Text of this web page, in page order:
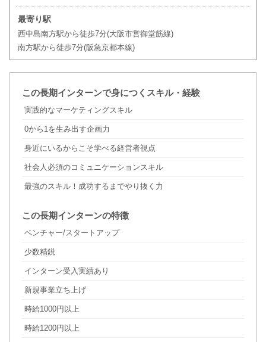
最寄り駅
西中島南方駅から徒歩7分(大阪市営御堂筋線)
南方駅から徒歩7分(阪急京都本線)
この長期インターンで身につくスキル・経験
実践的なマーケティングスキル
0から1を生み出す企画力
身近にいるからこそ学べる経営者視点
社会人必須のコミュニケーションスキル
最強のスキル！成功するまでやり抜く力
この長期インターンの特徴
ベンチャー/スタートアップ
少数精鋭
インターン受入実績あり
新規事業立ち上げ
時給1000円以上
時給1200円以上